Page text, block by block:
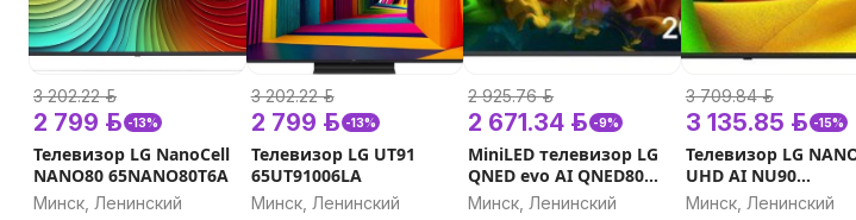
3 202.22 р.
2 799 р. -13%
Телевизор LG NanoCell
NANO80 65NANO80T6A
Минск, Ленинский
3 202.22 р.
2 799 р. -13%
Телевизор LG UT91
65UT91006LA
Минск, Ленинский
2 925.76 р.
2 671.34 р. -9%
MiniLED телевизор LG
QNED evo AI QNED80
65QNED80B6B
Минск, Ленинский
3 709.84 р.
3 135.85 р. -15%
Телевизор LG
UHD AI NU90
75NU900B6LA
Минск, Ленинский